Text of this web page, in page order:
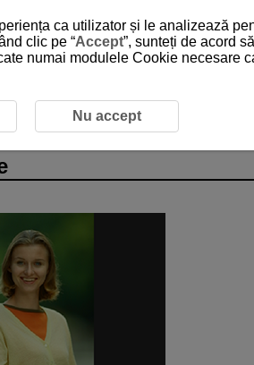
ca utilizator și le analizează
clic pe “Accept”, sunteți de acord
numai modulele Cookie necesare
Nu accept